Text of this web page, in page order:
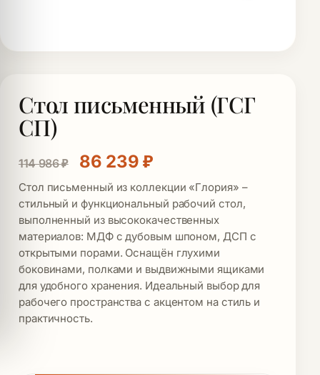
Стол письменный (ГСГ
СП)
114 986₽ Первоначальная цена
86 239 ₽Текущая цена: 86
Стол письменный из коллекции «Глория» –
стильный и функциональный рабочий стол,
выполненный из высококачественных
материалов: МДФ с дубовым шпоном, ДСП с
открытыми порами. Оснащён глухими
боковинами, полками и выдвижными ящиками
для удобного хранения. Идеальный выбор для
рабочего пространства с акцентом на стиль и
практичность.